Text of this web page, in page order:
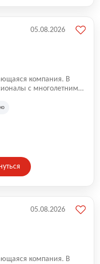
компания. В
с многолетним
опыт позволяют
05.08.2026
компания. В
05.08.2026